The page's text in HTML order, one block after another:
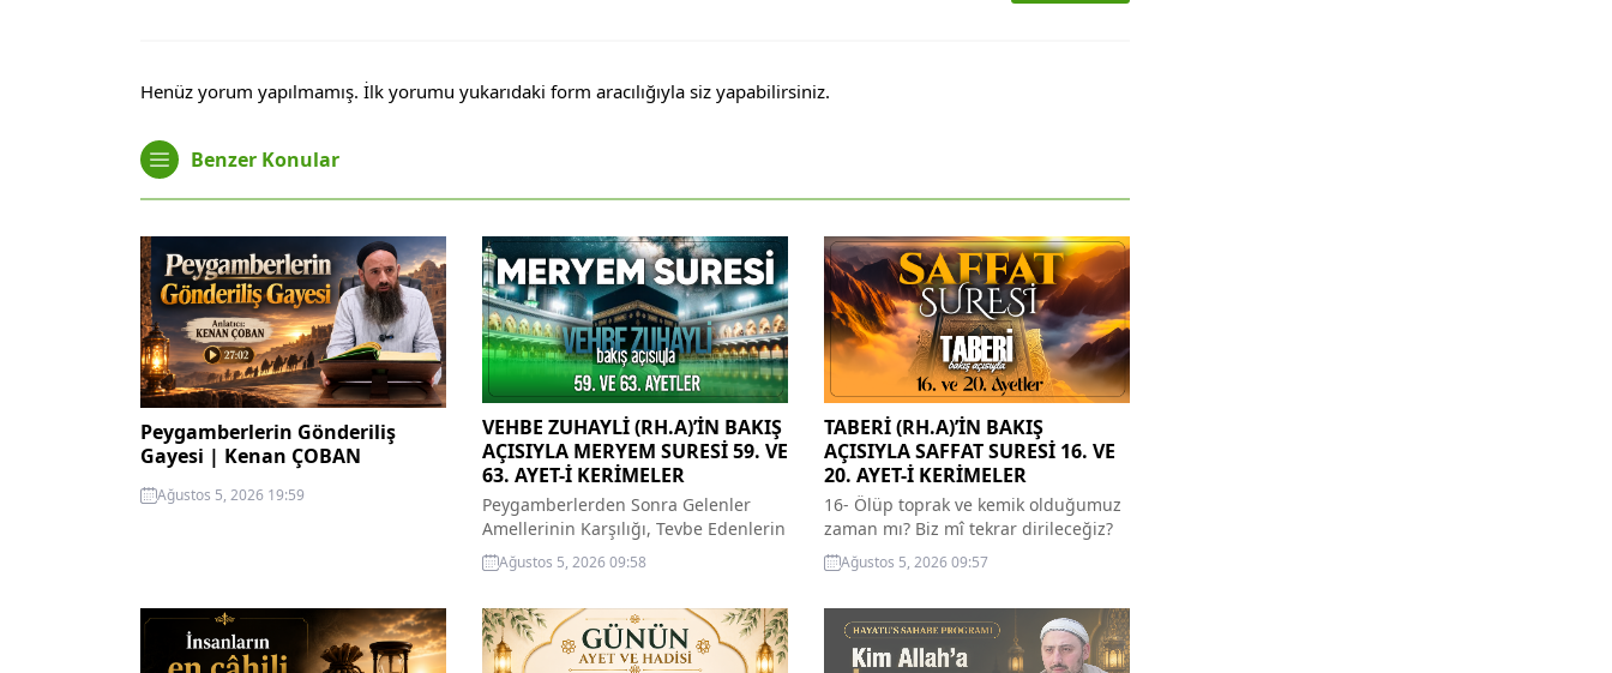
Henüz yorum yapılmamış. İlk yorumu yukarıdaki form aracılığıyla siz yapabilirsiniz.
Benzer Konular
Peygamberlerin Gönderiliş
Gayesi | Kenan ÇOBAN
Ağustos 5, 2026 19:59
VEHBE ZUHAYLİ (RH.A)’İN BAKIŞ
AÇISIYLA MERYEM SURESİ 59. VE
63. AYET-İ KERİMELER
Peygamberlerden Sonra Gelenler
Amellerinin Karşılığı, Tevbe Edenlerin
Ve Cenneti Hak Edenlerin Vasıfları
59- Ama onların ardından namazı
geldi. Bundan dolayı onlar cezalarını
görecek­lerdir. 60- Ancak tevbe ederek
Ağustos 5, 2026 09:58
TABERİ (RH.A)’İN BAKIŞ
AÇISIYLA SAFFAT SURESİ 16. VE
20. AYET-İ KERİMELER
16- Ölüp toprak ve kemik olduğumuz
zaman mı? Biz mî tekrar diri­leceğiz?
17- Bizden önceki atalarımız da mı?
(Tekrar dirilecek) Müşriklere,
etmeleri için Allahın âyetleri
hatırlatıldığı zaman onlar bu
Ağustos 5, 2026 09:57